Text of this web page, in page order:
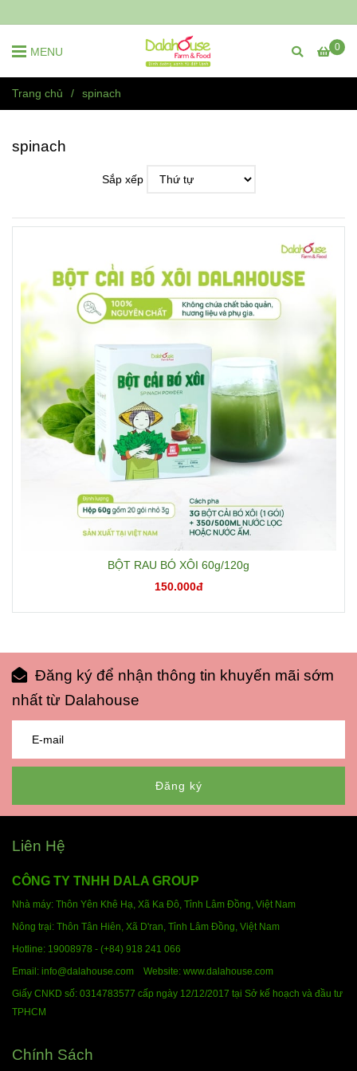
0
MENU
Trang chủ / spinach
spinach
Sắp xếp
BỘT RAU BÓ XÔI 60g/120g
150.000đ
Đăng ký để nhận thông tin khuyến mãi sớm
nhất từ Dalahouse
Đăng ký
Liên Hệ
CÔNG TY TNHH DALA GROUP
Nhà máy: Thôn Yên Khê Hạ, Xã Ka Đô, Tỉnh Lâm Đồng, Việt Nam
Nông trại: Thôn Tân Hiên, Xã D'ran, Tỉnh Lâm Đồng, Việt Nam
Hotline: 19008978 - (+84) 918 241 066
Email: info@dalahouse.com Website: www.dalahouse.com
Giấy CNKD số: 0314783577 cấp ngày 12/12/2017 tại Sở kế hoạch và đầu tư
TPHCM
Chính Sách